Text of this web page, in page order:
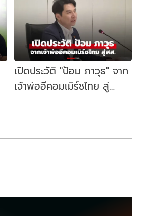
เปิดประวัติ "ป้อม ภาวุธ" จาก
เจ้าพ่ออีคอมเมิร์ซไทย สู่